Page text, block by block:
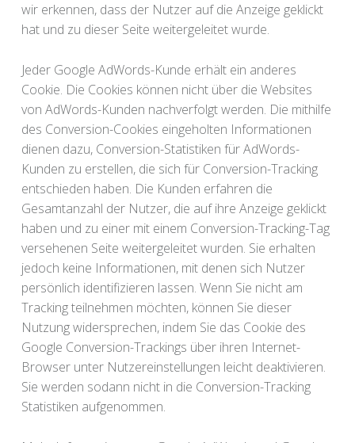
wir erkennen, dass der Nutzer auf die Anzeige geklickt
hat und zu dieser Seite weitergeleitet wurde.
Jeder Google AdWords-Kunde erhält ein anderes
Cookie. Die Cookies können nicht über die Websites
von AdWords-Kunden nachverfolgt werden. Die mithilfe
des Conversion-Cookies eingeholten Informationen
dienen dazu, Conversion-Statistiken für AdWords-
Kunden zu erstellen, die sich für Conversion-Tracking
entschieden haben. Die Kunden erfahren die
Gesamtanzahl der Nutzer, die auf ihre Anzeige geklickt
haben und zu einer mit einem Conversion-Tracking-Tag
versehenen Seite weitergeleitet wurden. Sie erhalten
jedoch keine Informationen, mit denen sich Nutzer
persönlich identifizieren lassen. Wenn Sie nicht am
Tracking teilnehmen möchten, können Sie dieser
Nutzung widersprechen, indem Sie das Cookie des
Google Conversion-Trackings über ihren Internet-
Browser unter Nutzereinstellungen leicht deaktivieren.
Sie werden sodann nicht in die Conversion-Tracking
Statistiken aufgenommen.